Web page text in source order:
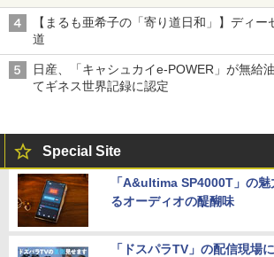
【まるも亜希子の「寄り道日和」】ディ
道
日産、「キャシュカイe-POWER」が無給
てギネス世界記録に認定
Special Site
「A&ultima SP4000T」の
るオーディオの醍醐味
「ドスパラTV」の配信現場